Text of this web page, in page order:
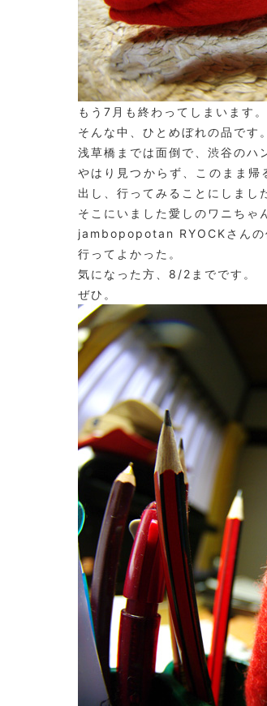
もう7月も終わってしまいます
そんな中、ひとめぼれの品です。
浅草橋までは面倒で、渋谷のハ
やはり見つからず、このまま
出し、行ってみることにしまし
そこにいました愛しのワニちゃ
jambopopotan RYOCKさんの
行ってよかった。
気になった方、8/2までです。
ぜひ。